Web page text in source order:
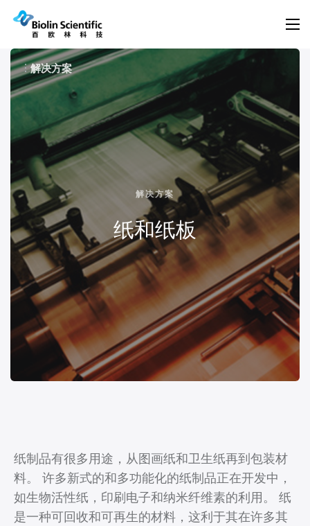
解决方案
纸和纸板
解决方案
解决方案
生物技术和医疗器械
化学制品
清洁和洗涤剂
涂料
电子器件
能源
环境
食品和饮料
石油和天然气
纸制品有很多用途，从图画纸和卫生纸再到包装材
料。 许多新式的和多功能化的纸制品正在开发中，
如生物活性纸，印刷电子和纳米纤维素的利用。 纸
是一种可回收和可再生的材料，这利于其在许多其